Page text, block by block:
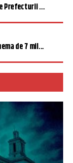
Prefecturii ...
de 7 mil...